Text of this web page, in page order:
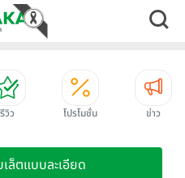
รีวิว โปรโมชั่น ข่าว
ล็ตแบบละเอียด